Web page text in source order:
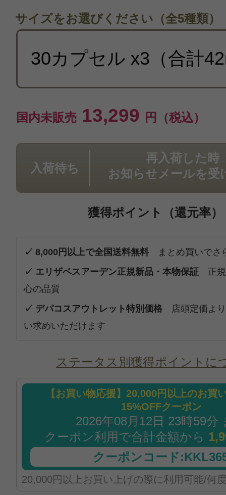
サイズをお選びください（全5種類）
国内未販売 13,299 円（税込）
入荷待ち
再入荷した時
お知らせメールを受
獲得ポイント（還元率）
✓ 8,000円以上で全国送料無料 まとめ買いでさ
✓ エリザベスアーデン正規新品・本物保証 正規
心の品質
✓ デパコスアウトレット特別価格 店頭定価よ
い求めいただけます
ステータス別獲得ポイントに
【お買い物応援】20,000円以上のお買
15%OFFクーポン
2026年08月12日 23時59分
クーポン利用で合計金額から
クーポンコード
20,000円以上お買い上げの際に利用可能/何